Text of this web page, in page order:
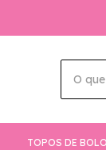
TOPOS DE BOLO